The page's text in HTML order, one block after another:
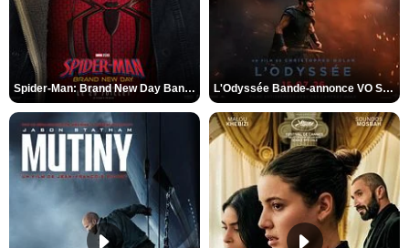
Spider-Man: Brand New Day Bande-annonce VO STFR L'Odyssée Bande-annonce VO STFR